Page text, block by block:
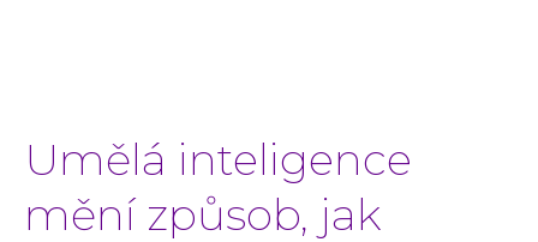
Umělá inteligence
mění způsob, jak